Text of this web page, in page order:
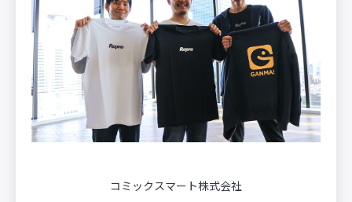
コミックスマート株式会社